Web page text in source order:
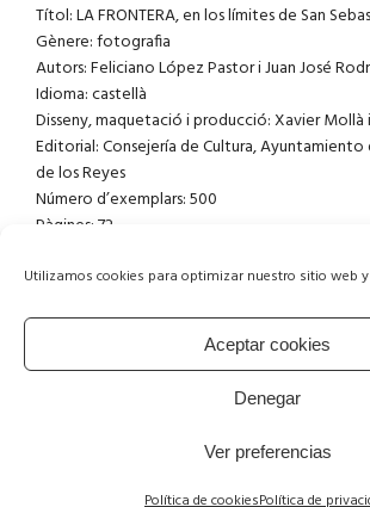
Utilizamos cookies para optimizar nuestro sitio web
Aceptar cookies
Denegar
Ver preferencias
Política de cookiesPolítica de
Títol: LA FRONTERA, en los límites de San
Gènere: fotografia
Autors: Feliciano López Pastor i Juan José
Idioma: castellà
Disseny, maquetació i producció: Xavier Mollà
Editorial: Consejería de Cultura, Ayuntamiento
de los Reyes
Número d’exemplars: 500
Pàgines: 72
ISBN: 978-84-94-5202-6-6
© Xavier Mollà i Revert 2020